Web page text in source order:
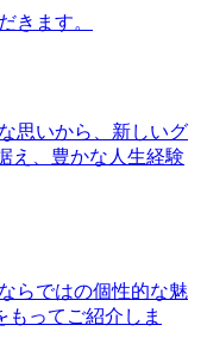
きます。
思いから、新しいグ
え、豊かな人生経験
らではの個性的な魅
ってご紹介しま